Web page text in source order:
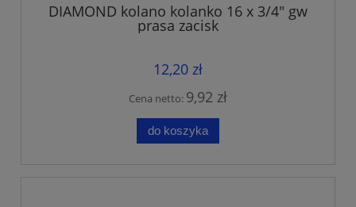
DIAMOND kolano kolanko 16 x 3/4" gw
prasa zacisk
12,20 zł
Cena netto: 9,92 zł
do koszyka